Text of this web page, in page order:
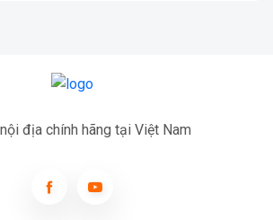
địa chính hãng tại Việt Nam